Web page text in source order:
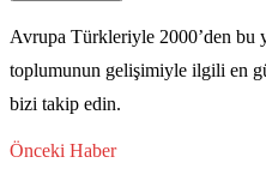
Avrupa Türkleriyle 2000’den bu
toplumunun gelişimiyle ilgili en
bizi takip edin.
Önceki Haber